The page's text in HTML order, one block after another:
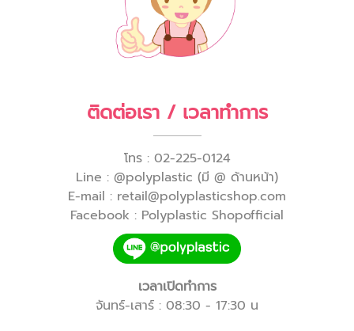
ติดต่อเรา / เวลาทำการ
โทร : 02-225-0124
Line : @polyplastic (มี @ ด้านหน้า)
E-mail : retail@polyplasticshop.com
Facebook : Polyplastic Shopofficial
เวลาเปิดทำการ
จันทร์-เสาร์ : 08:30 - 17:30 น